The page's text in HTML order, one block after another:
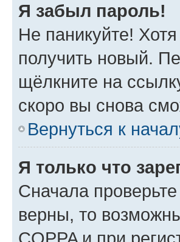
Я забыл пароль!
Не паникуйте!
получить новый.
щёлкните на
скоро вы снова
Вернуться к
Я только что
Сначала
верны, то